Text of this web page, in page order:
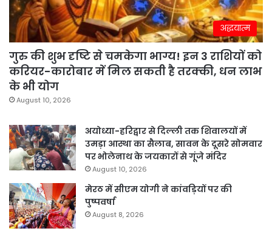
अद्धयात्म
गुरु की शुभ दृष्टि से चमकेगा भाग्य! इन 3 राशियों को
करियर-कारोबार में मिल सकती है तरक्की, धन लाभ
के भी योग
August 10, 2026
अयोध्या-हरिद्वार से दिल्ली तक शिवालयों में
उमड़ा आस्था का सैलाब, सावन के दूसरे सोमवार
पर भोलेनाथ के जयकारों से गूंजे मंदिर
August 10, 2026
मेरठ में सीएम योगी ने कांवड़ियों पर की
पुष्पवर्षा
August 8, 2026